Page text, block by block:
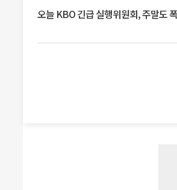
오늘 KBO 긴급 실행위원회, 주말도